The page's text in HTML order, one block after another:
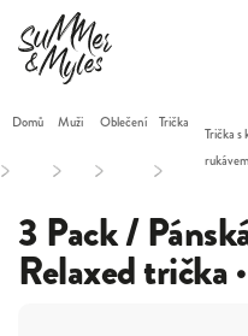
Domů
/
Muži
/
Oblečení
/
Trička
/
Trička s
rukávem
3 Pack /
Relaxed trička